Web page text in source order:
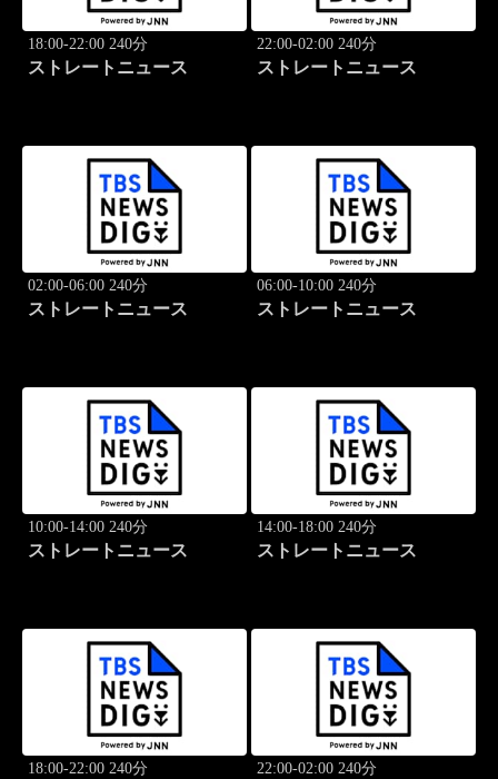
18:00-22:00 240分
ストレートニュース
22:00-02:00 240分
ストレートニュース
02:00-06:00 240分
ストレートニュース
06:00-10:00 240分
ストレートニュース
10:00-14:00 240分
ストレートニュース
14:00-18:00 240分
ストレートニュース
18:00-22:00 240分 22:00-02:00 240分